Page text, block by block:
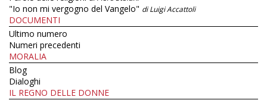
"Io non mi vergogno del Vangelo" di Luigi Accattoli
DOCUMENTI
Ultimo numero
Numeri precedenti
MORALIA
Blog
Dialoghi
IL REGNO DELLE DONNE